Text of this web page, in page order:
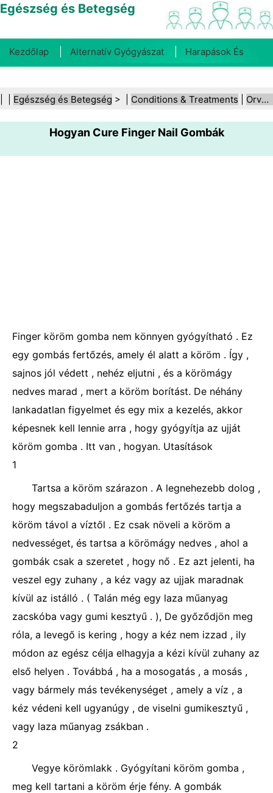
Egészség és Betegség
Kezdőlap Alternatív Gyógyászat Harapások És
Fogegészség Diéta És Táplálkozás Családi
Egészségügyi Ágazat Mentális Egészség
Közegészségügy És Biztonság Sebészet És
Egészség és Betegség > | Conditions & Treatments Orvosi állapotok
Hogyan Cure Finger Nail Gombák
Finger köröm gomba nem könnyen gyógyítható . Ez
egy gombás fertőzés, amely él alatt a köröm . Így ,
sajnos jól védett , nehéz eljutni , és a körömágy
nedves marad , mert a köröm borítást. De néhány
lankadatlan figyelmet és egy mix a kezelés, akkor
képesnek kell lennie arra , hogy gyógyítja az ujját
köröm gomba . Itt van , hogyan. Utasítások
1
Tartsa a köröm szárazon . A legnehezebb dolog ,
hogy megszabaduljon a gombás fertőzés tartja a
köröm távol a víztől . Ez csak növeli a köröm a
nedvességet, és tartsa a körömágy nedves , ahol a
gombák csak a szeretet , hogy nő . Ez azt jelenti, ha
veszel egy zuhany , a kéz vagy az ujjak maradnak
kívül az istálló . ( Talán még egy laza műanyag
zacskóba vagy gumi kesztyű . ), De győződjön meg
róla, a levegő is kering , hogy a kéz nem izzad , ily
módon az egész célja elhagyja a kézi kívül zuhany az
első helyen . Továbbá , ha a mosogatás , a mosás ,
vagy bármely más tevékenységet , amely a víz , a
kéz védeni kell ugyanúgy , de viselni gumikesztyű ,
vagy laza műanyag zsákban .
2
Vegye körömlakk . Gyógyítani köröm gomba ,
meg kell tartani a köröm érje fény. A gombák